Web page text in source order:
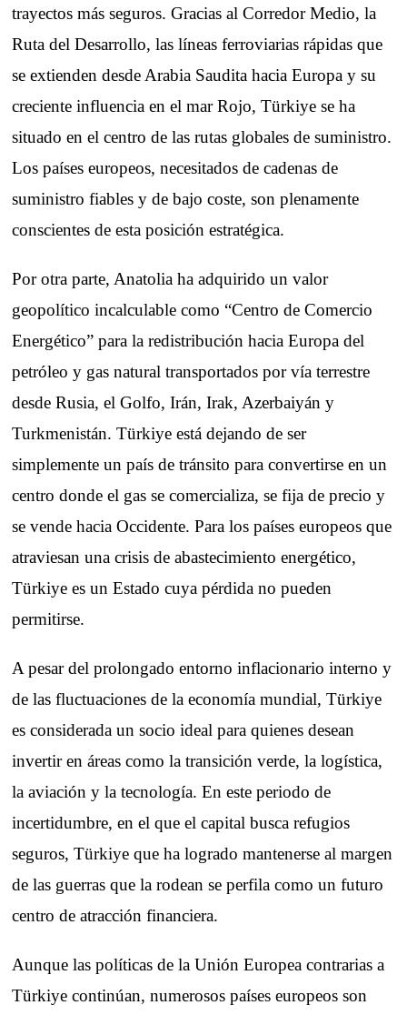
trayectos más seguros. Gracias al Corredor Medio, la
Ruta del Desarrollo, las líneas ferroviarias rápidas que
se extienden desde Arabia Saudita hacia Europa y su
creciente influencia en el mar Rojo, Türkiye se ha
situado en el centro de las rutas globales de suministro.
Los países europeos, necesitados de cadenas de
suministro fiables y de bajo coste, son plenamente
conscientes de esta posición estratégica.
Por otra parte, Anatolia ha adquirido un valor
geopolítico incalculable como “Centro de Comercio
Energético” para la redistribución hacia Europa del
petróleo y gas natural transportados por vía terrestre
desde Rusia, el Golfo, Irán, Irak, Azerbaiyán y
Turkmenistán. Türkiye está dejando de ser
simplemente un país de tránsito para convertirse en un
centro donde el gas se comercializa, se fija de precio y
se vende hacia Occidente. Para los países europeos que
atraviesan una crisis de abastecimiento energético,
Türkiye es un Estado cuya pérdida no pueden
permitirse.
A pesar del prolongado entorno inflacionario interno y
de las fluctuaciones de la economía mundial, Türkiye
es considerada un socio ideal para quienes desean
invertir en áreas como la transición verde, la logística,
la aviación y la tecnología. En este periodo de
incertidumbre, en el que el capital busca refugios
seguros, Türkiye que ha logrado mantenerse al margen
de las guerras que la rodean se perfila como un futuro
centro de atracción financiera.
Aunque las políticas de la Unión Europea contrarias a
Türkiye continúan, numerosos países europeos son